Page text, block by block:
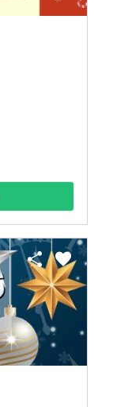
share favorite